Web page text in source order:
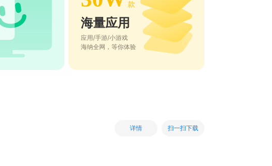
款
海量应用
应用/手游/小游戏
海纳全网，等你体验
详情 扫一扫下载